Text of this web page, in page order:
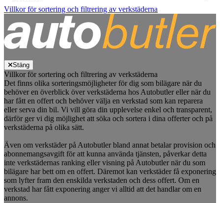
Villkor för sortering och filtrering av verkstäderna
Stäng
Villkor för sortering och filtrering av verkstäderna
Det finns olika sorteringsmöjligheter för dig som bilägare när du
behöver en överblick över verkstäderna hos Autobutler eller när du
har fått en offert och behöver välja en verkstad som kan reparera
eller serva din bil. Vi vill göra din upplevelse enkel och transparent,
därför ger vi dig möjlighet att söka och sortera i dina offerter och på
verkstäderna på olika sätt.
Även om verkstäder på Autobutler bland annat betalar provision och
abonnemangsavgift för att kunna använda tjänsten, påverkar detta
inte verkstädernas ranking eller visning på Autobutler när du som
bilägare har bett om en offert. Däremot kan verkstäder få exponering
som lyfter fram den enskilda verkstaden och dess offert. Om en
verkstad har fått exponering anger vi alltid att det handlar om en
annons.